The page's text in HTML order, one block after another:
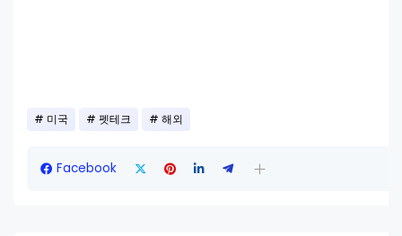
미국 펫테크 해외
Facebook